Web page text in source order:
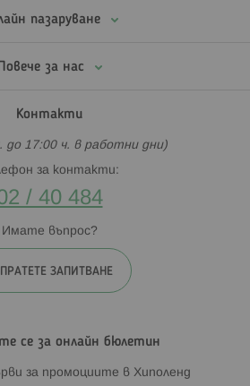
пазаруване
Повече за нас
Контакти
до 17:00 ч. в работни дни)
за контакти:
/ 40 484
Имате въпрос?
ЗАПИТВАНЕ
се за онлайн бюлетин
за промоциите в Хиполенд